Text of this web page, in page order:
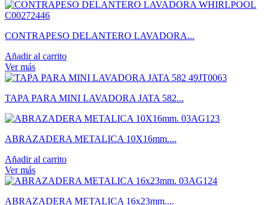
CONTRAPESO DELANTERO LAVADORA...
Añadir al carrito
Ver más
TAPA PARA MINI LAVADORA JATA 582...
ABRAZADERA METALICA 10X16mm....
Añadir al carrito
Ver más
ABRAZADERA METALICA 16x23mm....